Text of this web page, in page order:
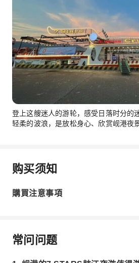
登上这艘迷人的游轮，感受日落时分的
轻柔的波浪，是放松身心、欣赏岘港夜
购买须知
購買注意事項
常问问题